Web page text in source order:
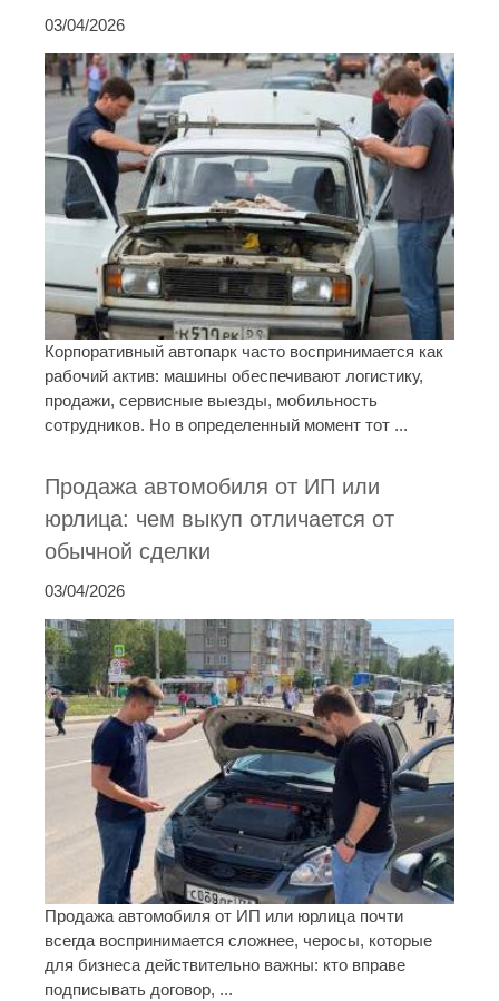
03/04/2026
Корпоративный автопарк часто воспринимается как
рабочий актив: машины обеспечивают логистику,
продажи, сервисные выезды, мобильность
сотрудников. Но в определенный момент тот ...
Продажа автомобиля от ИП или
юрлица: чем выкуп отличается от
обычной сделки
03/04/2026
Продажа автомобиля от ИП или юрлица почти
всегда воспринимается сложнее, черосы, которые
для бизнеса действительно важны: кто вправе
подписывать договор, ...